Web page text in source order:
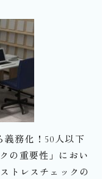
義務化！ 50 人以下
の重要性」におい
トレスチェックの